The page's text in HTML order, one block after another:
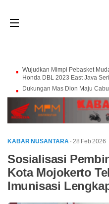
Wujudkan Mimpi Pebasket
Honda DBL 2023 East Java
Dukungan Mas Dion Maju
KABAR NUSANTARA · 28 Feb 2026
Sosialisasi
Kota Mojokerto
Imunisasi